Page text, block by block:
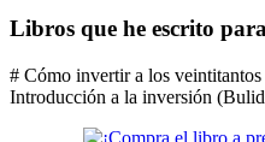
Libros que he escrito
# Cómo invertir a los veintitantos
Introducción a la inversión